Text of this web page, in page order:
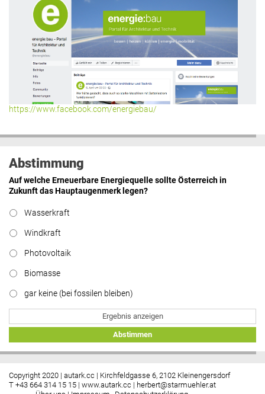
https://www.facebook.com/energiebau/
Abstimmung
Auf welche Erneuerbare Energiequelle sollte Österreich in
Zukunft das Hauptaugenmerk legen?
Wasserkraft
Windkraft
Photovoltaik
Biomasse
gar keine (bei fossilen bleiben)
Ergebnis anzeigen
Abstimmen
Copyright 2020 | autark.cc | Kirchfeldgasse 6, 2102 Kleinengersdorf
T +43 664 314 15 15 | www.autark.cc | herbert@starmuehler.at